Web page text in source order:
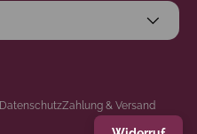
DatenschutzZahlung & Versand